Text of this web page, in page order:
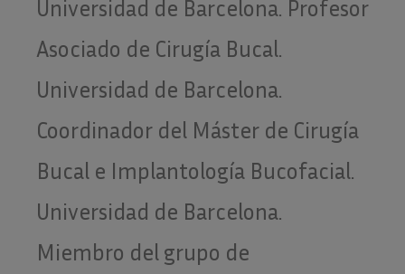
Universidad de Barcelona. Profesor
Asociado de Cirugía Bucal.
Universidad de Barcelona.
Coordinador del Máster de Cirugía
Bucal e Implantología Bucofacial.
Universidad de Barcelona.
Miembro del grupo de